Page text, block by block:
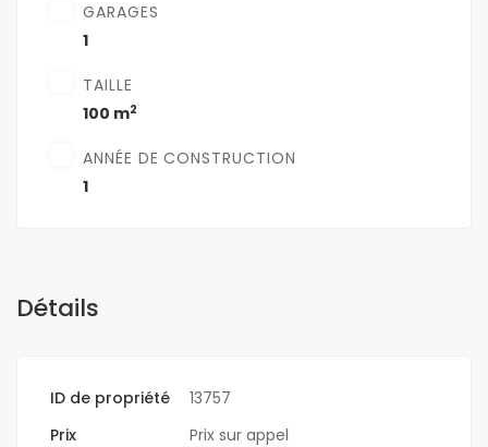
GARAGES
1
TAILLE
100 m2
ANNÉE DE CONSTRUCTION
1
Détails
ID de propriété
13757
Prix
Prix sur appel